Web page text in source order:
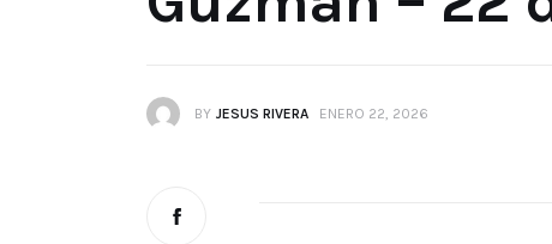
BY JESUS RIVERA ENERO 22, 2026